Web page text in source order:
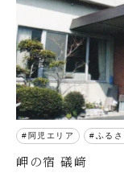
阿児エリア ふる
岬の宿 礒﨑